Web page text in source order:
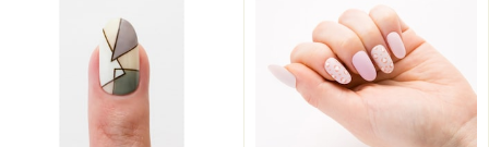
めです。根元に飾るオパールをカラフルなストーンに変
えると、よりキュートな印象に！ 人差し指と薬指は左
右で色を組み変えて、ちょっとしたズレ感を演出すると
オシャレに決まります。